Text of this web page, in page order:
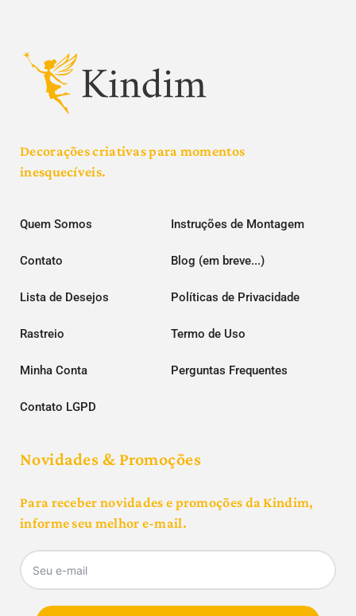
Decorações criativas para momentos
inesquecíveis.
Quem Somos Instruções de Montagem
Contato Blog (em breve...)
Lista de Desejos Políticas de Privacidade
Rastreio Termo de Uso
Minha Conta Perguntas Frequentes
Contato LGPD
Novidades & Promoções
Para receber novidades e promoções da Kindim,
informe seu melhor e-mail.